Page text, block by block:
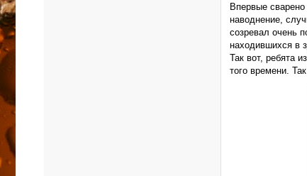
Впервые
наводнение,
созревал очень
находившихся в
Так вот, ребята
того времени.